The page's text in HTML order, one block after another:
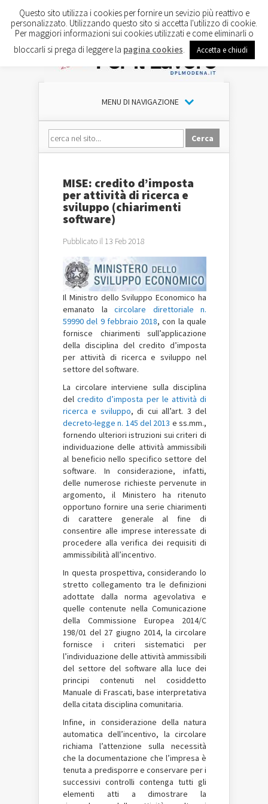
MENU DI NAVIGAZIONE
MISE: credito d’imposta
per attività di ricerca e
sviluppo (chiarimenti
software)
Pubblicato il 13 Feb 2018
Il Ministro dello Sviluppo Economico ha
emanato la circolare direttoriale n.
59990 del 9 febbraio 2018, con la quale
fornisce chiarimenti sull’applicazione
della disciplina del credito d’imposta
per attività di ricerca e sviluppo nel
settore del software.
La circolare interviene sulla disciplina
delcredito d’imposta per le attività di
ricerca e sviluppo, di cui all’art. 3 del
decreto-legge n. 145 del 2013 e ss.mm.,
fornendo ulteriori istruzioni sui criteri di
individuazione delle attività ammissibili
al beneficio nello specifico settore del
software. In considerazione, infatti,
delle numerose richieste pervenute in
argomento, il Ministero ha ritenuto
opportuno fornire una serie chiarimenti
di carattere generale al fine di
consentire alle imprese interessate di
procedere alla verifica dei requisiti di
ammissibilità all’incentivo.
In questa prospettiva, considerando lo
stretto collegamento tra le definizioni
adottate dalla norma agevolativa e
quelle contenute nella Comunicazione
della Commissione Europea 2014/C
198/01 del 27 giugno 2014, la circolare
fornisce i criteri sistematici per
l’individuazione delle attività ammissibili
del settore del software alla luce dei
principi contenuti nel cosiddetto
Manuale di Frascati, base interpretativa
della citata disciplina comunitaria.
Infine, in considerazione della natura
automatica dell’incentivo, la circolare
richiama l’attenzione sulla necessità
che la documentazione che l’impresa è
tenuta a predisporre e conservare per i
successivi controlli contenga tutti gli
elementi atti a dimostrare la
Questo sito utilizza i cookies per fornire un sevizio più reattivo e
personalizzato. Utilizzando questo sito si accetta l'utilizzo di cookie.
Per maggiori informazioni sui cookies utilizzati e come eliminarli o
bloccarli si prega di leggere la pagina cookies Accetta e chiudi